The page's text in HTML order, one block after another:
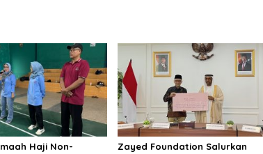
Haji Non-
Zayed Foundation Salurkan